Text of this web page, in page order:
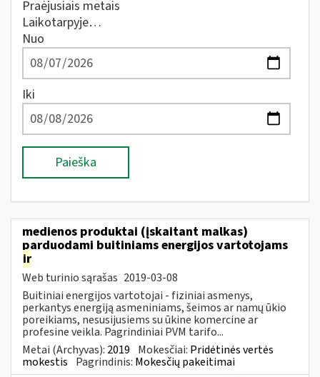
Praėjusiais metais
Laikotarpyje…
Nuo
Iki
Paieška
medienos produktai (įskaitant malkas)
parduodami buitiniams energijos vartotojams
ir
Web turinio sąrašas 2019-03-08
Buitiniai energijos vartotojai - fiziniai asmenys,
perkantys energiją asmeniniams, šeimos ar namų ūkio
poreikiams, nesusijusiems su ūkine komercine ar
profesine veikla. Pagrindiniai PVM tarifo...
Metai (Archyvas): 2019 Mokesčiai: Pridėtinės vertės
mokestis Pagrindinis: Mokesčių pakeitimai